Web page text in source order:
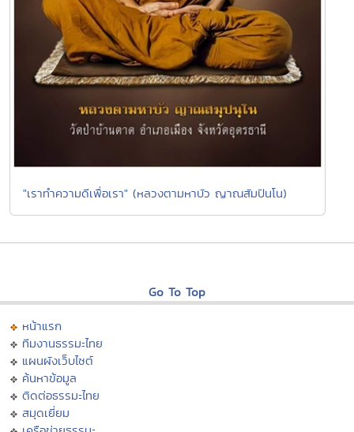
"เราทำความดีเพื่อเรา" (หลวงตามหาบัว ญาณสัมปันโน)
Go To Top
หน้าแรก
ทีมงานธรรมะไทย
แผนผังเว็บไซต์
ค้นหาข้อมูล
ติดต่อธรรมะไทย
สมุดเยี่ยม